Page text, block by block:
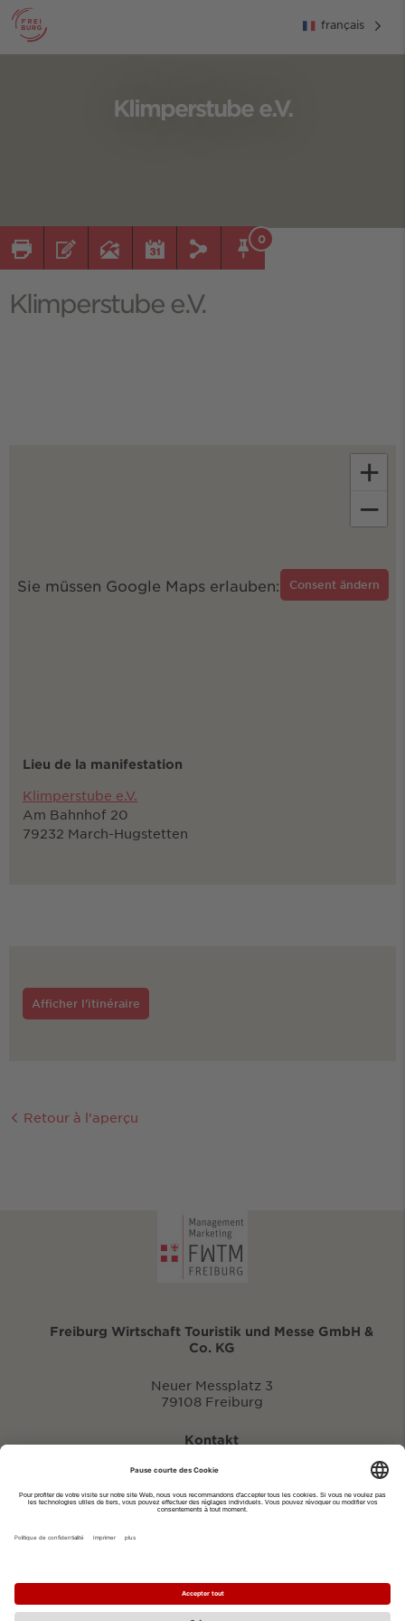
français
Klimperstube e.V.
0
Klimperstube e.V.
Sie müssen Google Maps erlauben: Consent ändern
+
−
Lieu de la manifestation
Klimperstube e.V.
Am Bahnhof 20
79232 March-Hugstetten
Afficher l'itinéraire
Retour à l'aperçu
Freiburg Wirtschaft Touristik und Messe GmbH &
Co. KG
Neuer Messplatz 3
79108 Freiburg
Kontakt
eventportal@fwtm.de
Imprimer